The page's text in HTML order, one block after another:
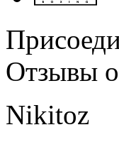
Отзывы
Nikitoz